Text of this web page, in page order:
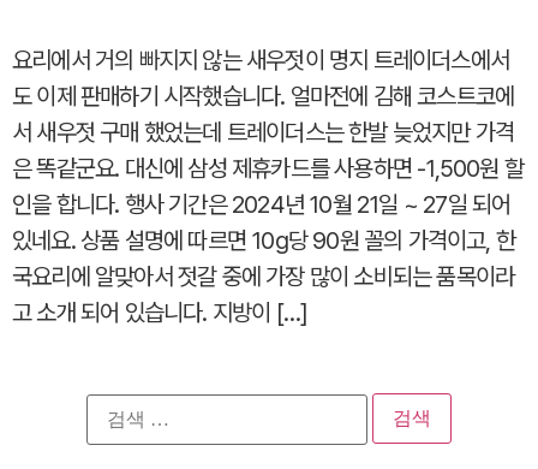
요리에서 거의 빠지지 않는 새우젓이 명지 트레이더스에서
도 이제 판매하기 시작했습니다. 얼마전에 김해 코스트코에
서 새우젓 구매 했었는데 트레이더스는 한발 늦었지만 가격
은 똑같군요. 대신에 삼성 제휴카드를 사용하면 -1,500원 할
인을 합니다. 행사 기간은 2024년 10월 21일 ~ 27일 되어
있네요. 상품 설명에 따르면 10g당 90원 꼴의 가격이고, 한
국요리에 알맞아서 젓갈 중에 가장 많이 소비되는 품목이라
고 소개 되어 있습니다. 지방이 […]
검
색: